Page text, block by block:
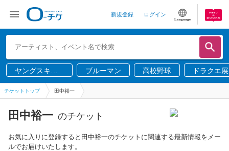
新規登録 ログイン
Language
ヤングスキニ
ー
ブルーマン 高校野球 ドラクエ展
チケットトップ 田中裕一
田中裕一 のチケット
お気に入りに登録すると田中裕一のチケットに関連する最新情報をメー
ルでお届けいたします。